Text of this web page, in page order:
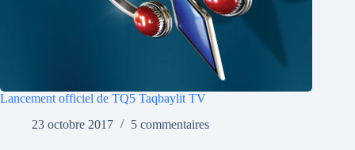
Lancement officiel de TQ5 Taqbaylit TV
23 octobre 2017
5 commentaires